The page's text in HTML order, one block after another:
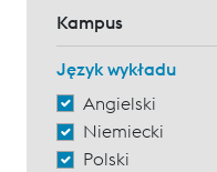
Kampus
Język wykładu
Angielski
Niemiecki
Polski